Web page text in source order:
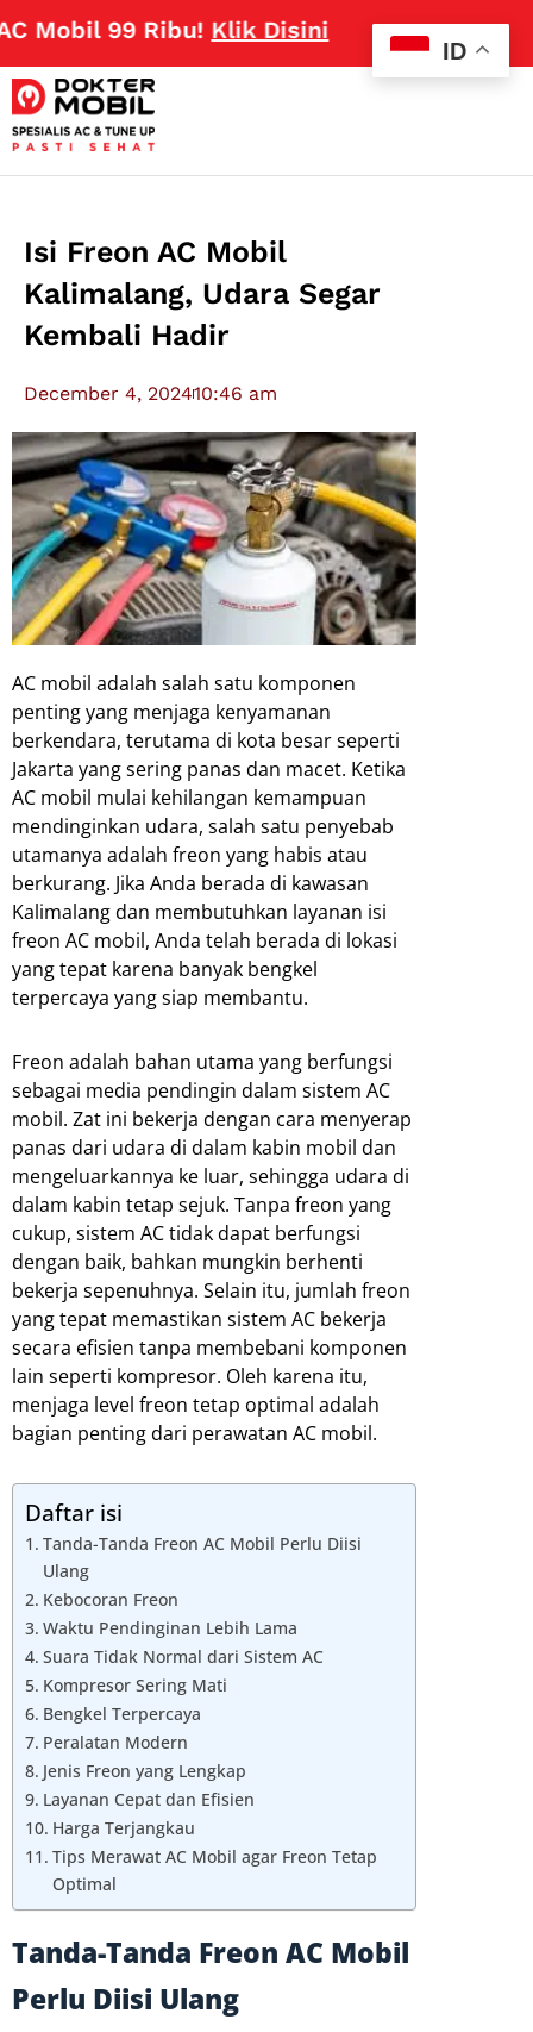
99 Ribu!Klik Disini
Isi Freon AC Mobil
Kalimalang, Udara Segar
Kembali Hadir
December 4, 202410:46 am
AC mobil adalah salah satu komponen
penting yang menjaga kenyamanan
berkendara, terutama di kota besar seperti
Jakarta yang sering panas dan macet. Ketika
AC mobil mulai kehilangan kemampuan
mendinginkan udara, salah satu penyebab
utamanya adalah freon yang habis atau
berkurang. Jika Anda berada di kawasan
Kalimalang dan membutuhkan layanan isi
freon AC mobil, Anda telah berada di lokasi
yang tepat karena banyak bengkel
terpercaya yang siap membantu.
Freon adalah bahan utama yang berfungsi
sebagai media pendingin dalam sistem AC
mobil. Zat ini bekerja dengan cara menyerap
panas dari udara di dalam kabin mobil dan
mengeluarkannya ke luar, sehingga udara di
dalam kabin tetap sejuk. Tanpa freon yang
cukup, sistem AC tidak dapat berfungsi
dengan baik, bahkan mungkin berhenti
bekerja sepenuhnya. Selain itu, jumlah freon
yang tepat memastikan sistem AC bekerja
secara efisien tanpa membebani komponen
lain seperti kompresor. Oleh karena itu,
menjaga level freon tetap optimal adalah
bagian penting dari perawatan AC mobil.
Daftar isi
Tanda-Tanda Freon AC Mobil Perlu Diisi
Ulang
Kebocoran Freon
Waktu Pendinginan Lebih Lama
Suara Tidak Normal dari Sistem AC
Kompresor Sering Mati
Bengkel Terpercaya
Peralatan Modern
Jenis Freon yang Lengkap
Layanan Cepat dan Efisien
Harga Terjangkau
Tips Merawat AC Mobil agar Freon Tetap
Optimal
Tanda-Tanda Freon AC Mobil
Perlu Diisi Ulang
ID